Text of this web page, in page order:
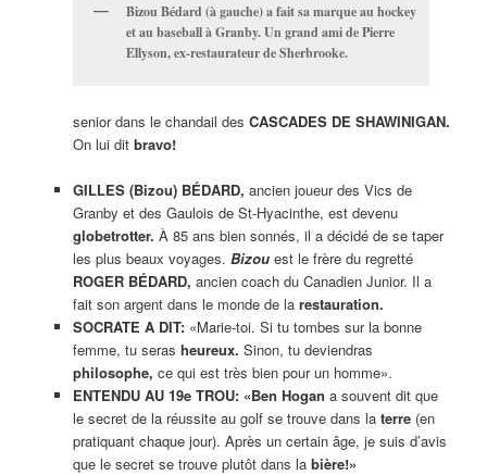
Bizou Bédard (à gauche) a fait sa marque au hockey
et au baseball à Granby. Un grand ami de Pierre
Ellyson, ex-restaurateur de Sherbrooke.
senior dans le chandail des CASCADES DE SHAWINIGAN.
On lui dit bravo!
GILLES (Bizou) BÉDARD, ancien joueur des Vics de
Granby et des Gaulois de St-Hyacinthe, est devenu
globetrotter. À 85 ans bien sonnés, il a décidé de se taper
les plus beaux voyages. Bizouest le frère du regretté
ROGER BÉDARD, ancien coach du Canadien Junior. Il a
fait son argent dans le monde de la restauration.
SOCRATE A DIT: «Marie-toi. Si tu tombes sur la bonne
femme, tu seras heureux. Sinon, tu deviendras
philosophe, ce qui est très bien pour un homme».
ENTENDU AU 19e TROU: «Ben Hogan a souvent dit que
le secret de la réussite au golf se trouve dans la terre(en
pratiquant chaque jour). Après un certain âge, je suis d’avis
que le secret se trouve plutôt dans la bière!»